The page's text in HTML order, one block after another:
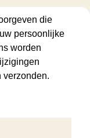
die
persoonlijke
worden
verzonden.